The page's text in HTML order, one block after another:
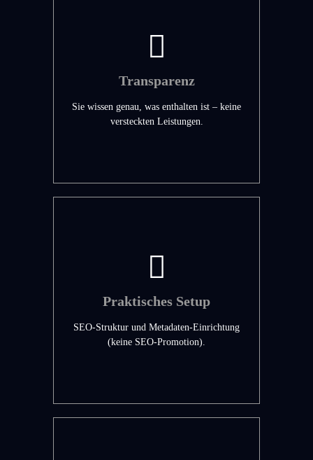
Transparenz
Sie wissen genau, was enthalten ist – keine
versteckten Leistungen.
Praktisches Setup
SEO-Struktur und Metadaten-Einrichtung
(keine SEO-Promotion).